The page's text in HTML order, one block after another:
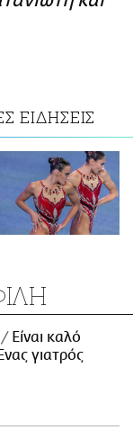
ΕΙΔΗΣΕΙΣ
Είναι καλό
γιατρός